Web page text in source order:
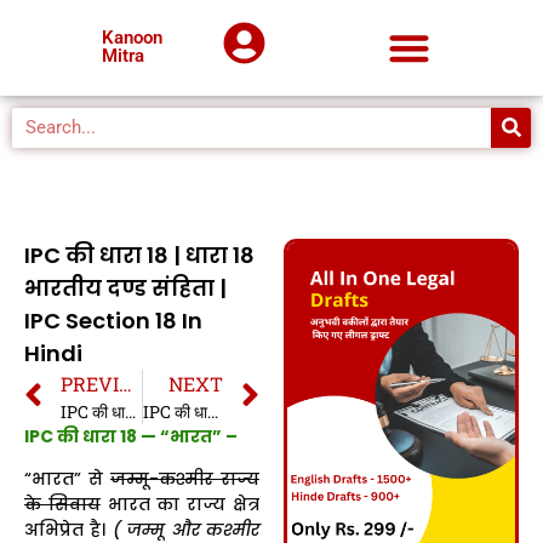
Kanoon
Mitra
IPC की धारा 18 | धारा 18
भारतीय दण्ड संहिता |
IPC Section 18 In
Hindi
PREVIOUS
IPC की धारा 17 | धारा 17 भारतीय दण्ड संहिता | IPC Section 17 In Hindi
NEXT
IPC की धारा 19 | धारा 19 भारतीय दण्ड संहिता | IPC Section 19 In Hindi
IPC की धारा 18 — “भारत” –
“भारत” से जम्मू-कश्मीर राज्य
के सिवायभारत का राज्य क्षेत्र
अभिप्रेत है। ( जम्मू और कश्मीर